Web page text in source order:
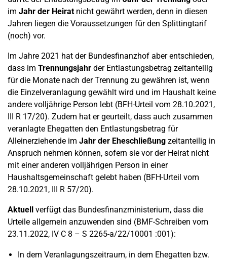
im Jahr der Heiratnicht gewährt werden, denn in diesen
Jahren liegen die Voraussetzungen für den Splittingtarif
(noch) vor.
Im Jahre 2021 hat der Bundesfinanzhof aber entschieden,
dass im Trennungsjahr der Entlastungsbetrag zeitanteilig
für die Monate nach der Trennung zu gewähren ist, wenn
die Einzelveranlagung gewählt wird und im Haushalt keine
andere volljährige Person lebt (BFH-Urteil vom 28.10.2021,
III R 17/20). Zudem hat er geurteilt, dass auch zusammen
veranlagte Ehegatten den Entlastungsbetrag für
Alleinerziehende im Jahr der Eheschließung zeitanteilig in
Anspruch nehmen können, sofern sie vor der Heirat nicht
mit einer anderen volljährigen Person in einer
Haushaltsgemeinschaft gelebt haben (BFH-Urteil vom
28.10.2021, III R 57/20).
Aktuell verfügt das Bundesfinanzministerium, dass die
Urteile allgemein anzuwenden sind (BMF-Schreiben vom
23.11.2022, IV C 8 – S 2265-a/22/10001 :001):
In dem Veranlagungszeitraum, in dem Ehegatten bzw.